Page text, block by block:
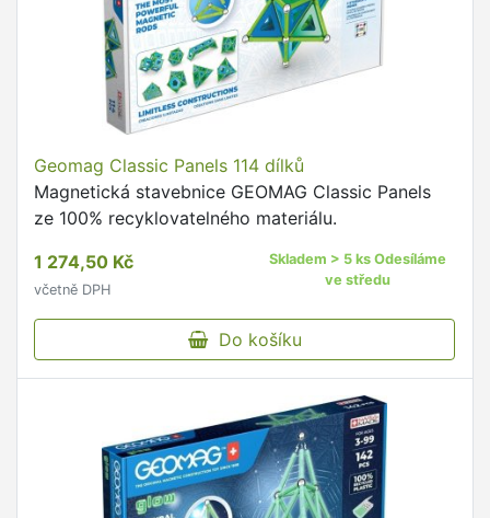
Geomag Classic Panels 114 dílků
Magnetická stavebnice GEOMAG Classic Panels
ze 100% recyklovatelného materiálu.
1 274,50 Kč
včetně DPH
Skladem > 5 ks Odesíláme
ve středu
Do košíku